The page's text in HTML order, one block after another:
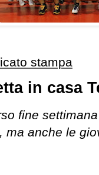
stampa
in casa
fine
ma anche le